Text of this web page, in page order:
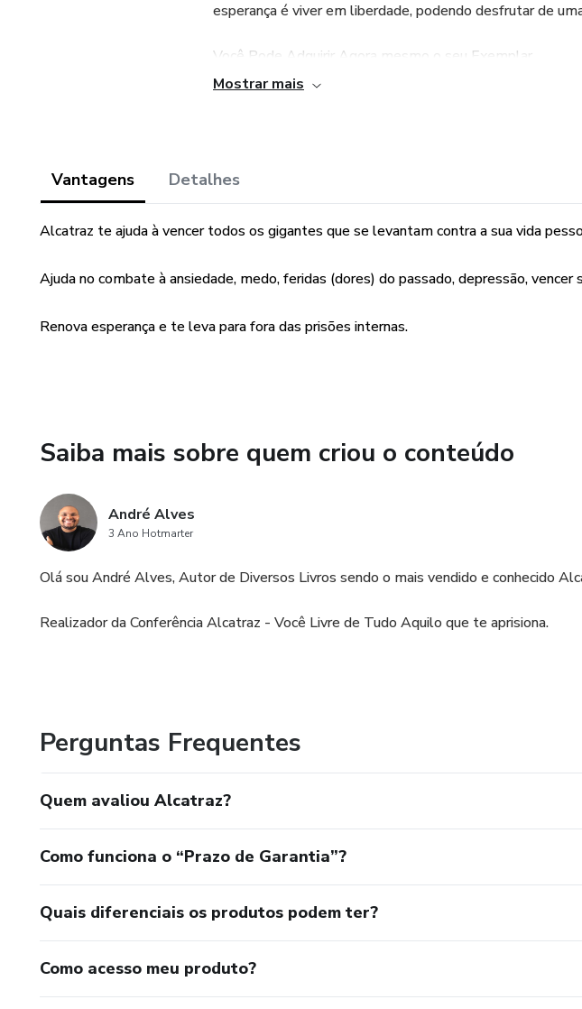
esperança é viver em liberdade, podendo desfrutar de
Você Pode Adquirir Agora mesmo o seu Exemplar
Mostrar mais
Vantagens Detalhes
Alcatraz te ajuda à vencer todos os gigantes que se levantam contra a sua vida
Ajuda no combate à ansiedade, medo, feridas (dores) do passado, depressão, vencer
Renova esperança e te leva para fora das prisões internas.
Saiba mais sobre quem criou o conteúdo
André Alves
3 Ano Hotmarter
Olá sou André Alves, Autor de Diversos Livros sendo o mais vendido e conhecido
Realizador da Conferência Alcatraz - Você Livre de Tudo Aquilo que te aprisiona.
Perguntas Frequentes
Quem avaliou Alcatraz?
Como funciona o “Prazo de Garantia”?
Quais diferenciais os produtos podem ter?
Como acesso meu produto?